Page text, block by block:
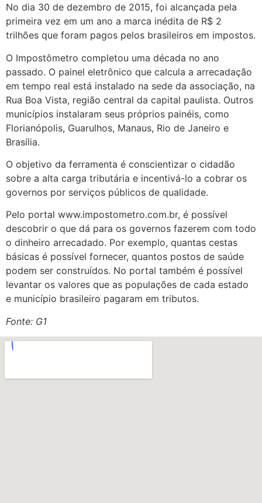
No dia 30 de dezembro de 2015, foi alcançada pela
primeira vez em um ano a marca inédita de R$ 2
trilhões que foram pagos pelos brasileiros em impostos.
O Impostômetro completou uma década no ano
passado. O painel eletrônico que calcula a arrecadação
em tempo real está instalado na sede da associação, na
Rua Boa Vista, região central da capital paulista. Outros
municípios instalaram seus próprios painéis, como
Florianópolis, Guarulhos, Manaus, Rio de Janeiro e
Brasília.
O objetivo da ferramenta é conscientizar o cidadão
sobre a alta carga tributária e incentivá-lo a cobrar os
governos por serviços públicos de qualidade.
Pelo portal www.impostometro.com.br, é possível
descobrir o que dá para os governos fazerem com todo
o dinheiro arrecadado. Por exemplo, quantas cestas
básicas é possível fornecer, quantos postos de saúde
podem ser construídos. No portal também é possível
levantar os valores que as populações de cada estado
e município brasileiro pagaram em tributos.
Fonte: G1